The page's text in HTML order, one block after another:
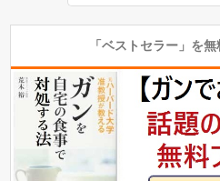
「ベストセラー」を